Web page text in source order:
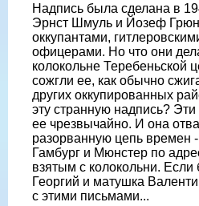
Надпись была сделана в
Эрнст Шмуль и Йозеф
оккупантами,
офицерами. Но что они
колокольне Теребеньской
сожгли ее, как обычно
других оккупированных
эту странную надпись?
ее чрезвычайно. И она
разорванную цепь времен
Гамбург и Мюнстер по
взятым с колокольни. Если
Георгий и матушка
с этими письмами...